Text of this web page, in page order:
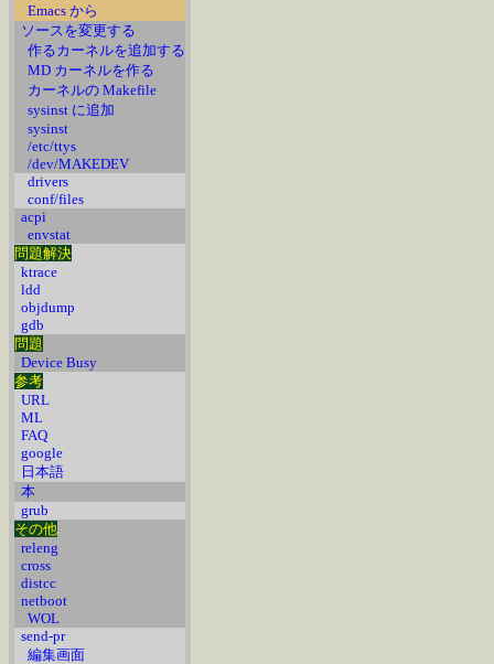
Emacs から
ソースを変更する
作るカーネルを追加する
MD カーネルを作る
カーネルの Makefile
sysinst に追加
sysinst
/etc/ttys
/dev/MAKEDEV
drivers
conf/files
acpi
envstat
問題解決
ktrace
ldd
objdump
gdb
問題
Device Busy
参考
URL
ML
FAQ
google
日本語
本
grub
その他
releng
cross
distcc
netboot
WOL
send-pr
編集画面